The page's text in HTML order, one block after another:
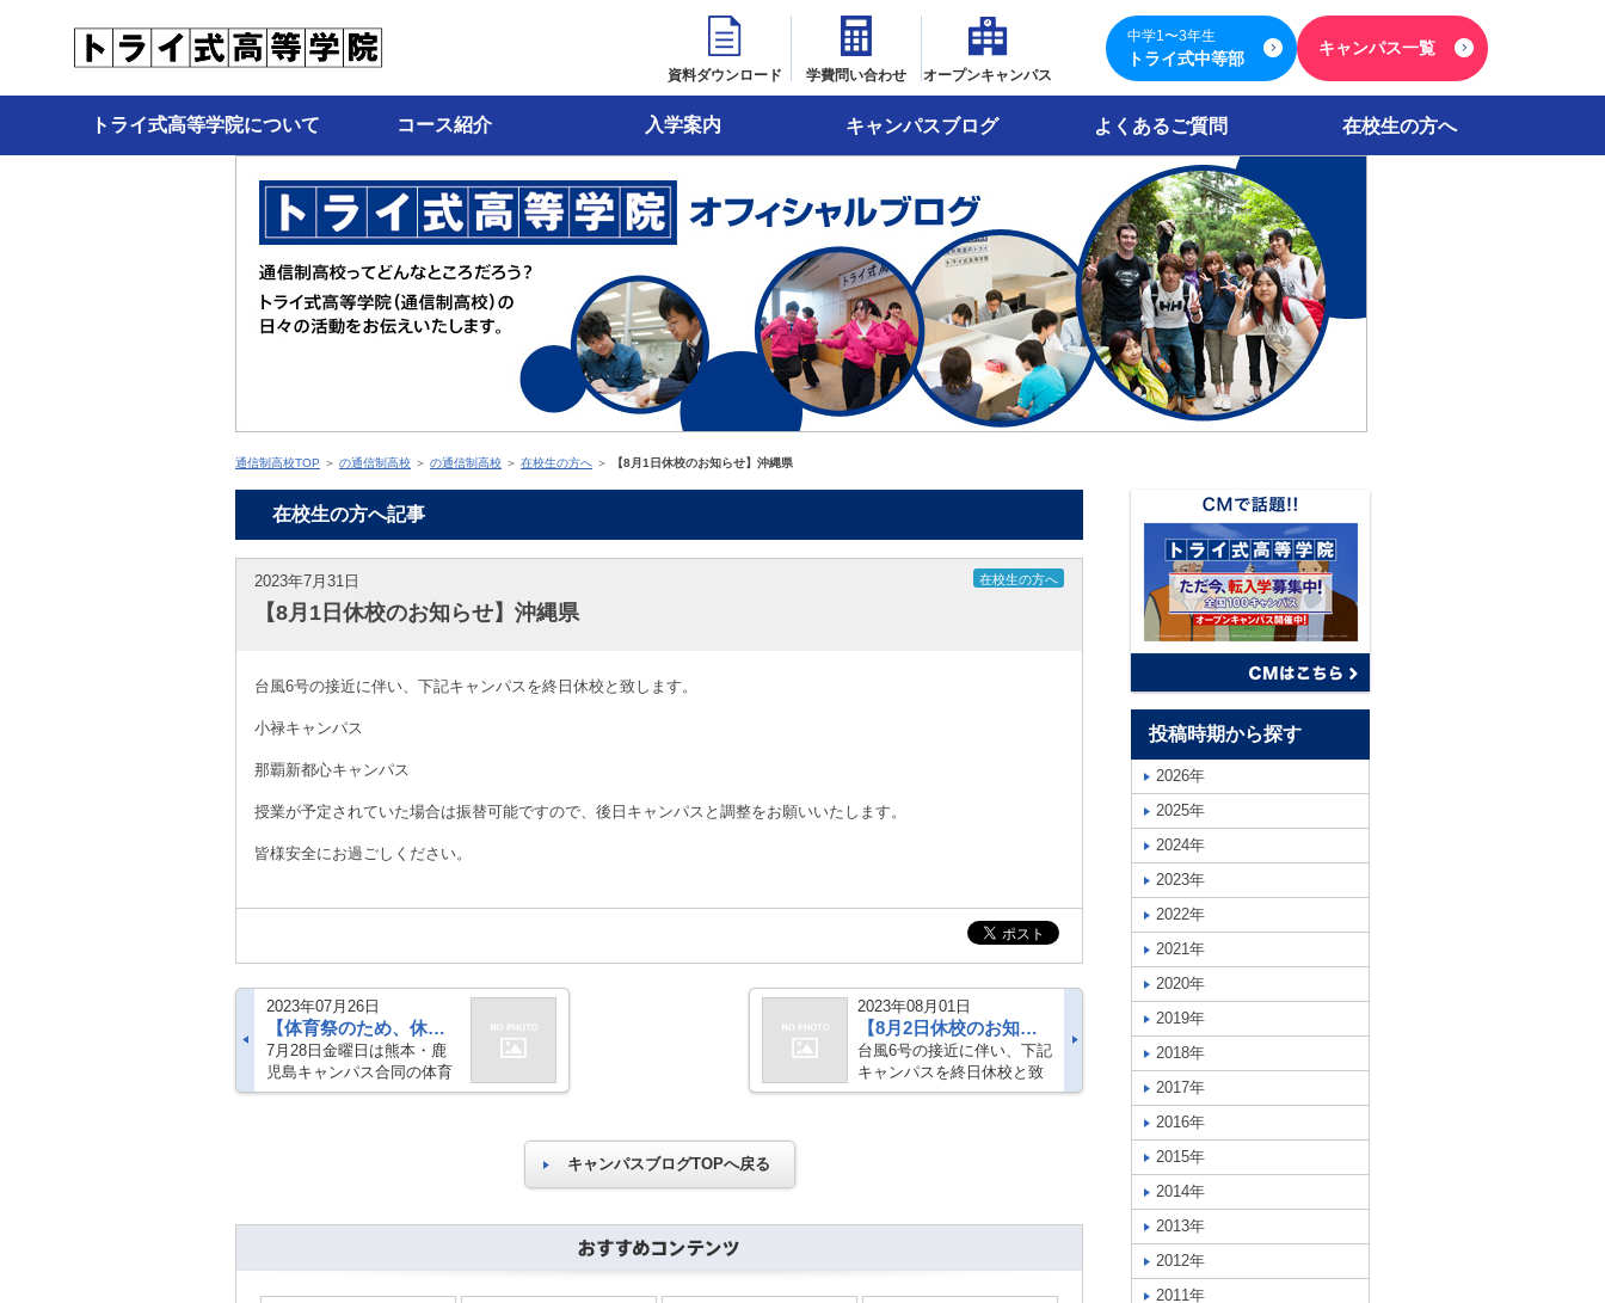
資料ダウンロード 学費問い合わせ オープンキャンパス
中学1〜3年生
トライ式中等部
キャンパス一覧
トライ式高等学院について コース紹介 入学案内 キャンパスブログ よくあるご質問 在校生の方へ
通信制高校TOP ＞ の通信制高校 ＞ の通信制高校 ＞ 在校生の方へ ＞ 【8月1日休校のお知らせ】沖縄県
在校生の方へ記事
2023年7月31日 在校生の方へ
【8月1日休校のお知らせ】沖縄県
台風6号の接近に伴い、下記キャンパスを終日休校と致します。
小禄キャンパス
那覇新都心キャンパス
授業が予定されていた場合は振替可能ですので、後日キャンパスと調整をお願いいたします。
皆様安全にお過ごしください。
2023年07月26日
【体育祭のため、休校のお知らせ】7月28日 鹿児島キャンパス
7月28日金曜日は熊本・鹿
児島キャンパス合同の体育
祭に伴い、 下記キャンパス
2023年08月01日
【8月2日休校のお知らせ】沖縄県
台風6号の接近に伴い、下記
キャンパスを終日休校と致
します。 小禄キャンパス
キャンパスブログTOPへ戻る
投稿時期から探す
2026年
2025年
2024年
2023年
2022年
2021年
2020年
2019年
2018年
2017年
2016年
2015年
2014年
2013年
2012年
2011年